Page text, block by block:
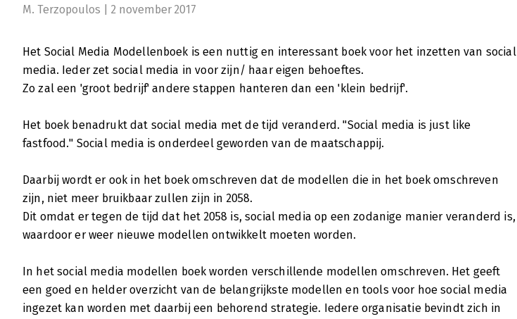
M. Terzopoulos | 2 november 2017
Het Social Media Modellenboek is een nuttig en interessant boek voor het inzetten van social
media. Ieder zet social media in voor zijn/ haar eigen behoeftes.
Zo zal een 'groot bedrijf' andere stappen hanteren dan een 'klein bedrijf'.
Het boek benadrukt dat social media met de tijd veranderd. "Social media is just like
fastfood." Social media is onderdeel geworden van de maatschappij.
Daarbij wordt er ook in het boek omschreven dat de modellen die in het boek omschreven
zijn, niet meer bruikbaar zullen zijn in 2058.
Dit omdat er tegen de tijd dat het 2058 is, social media op een zodanige manier veranderd is,
waardoor er weer nieuwe modellen ontwikkelt moeten worden.
In het social media modellen boek worden verschillende modellen omschreven. Het geeft
een goed en helder overzicht van de belangrijkste modellen en tools voor hoe social media
ingezet kan worden met daarbij een behorend strategie. Iedere organisatie bevindt zich in